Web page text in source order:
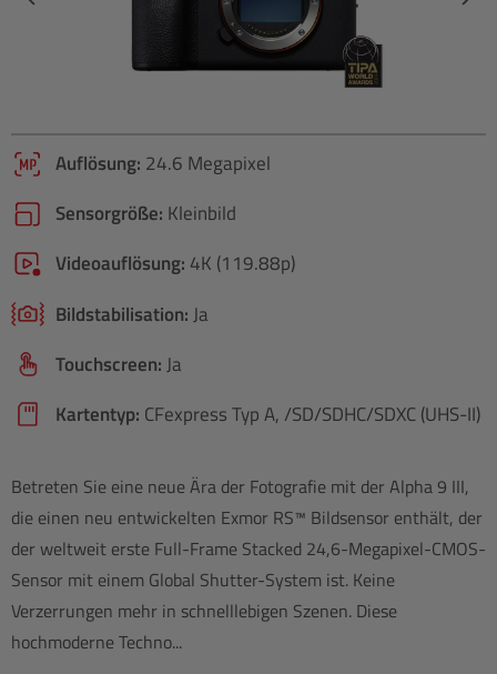
Auflösung: 24.6 Megapixel
Sensorgröße: Kleinbild
Videoauflösung: 4K (119.88p)
Bildstabilisation:Ja
Touchscreen:Ja
Kartentyp: CFexpress Typ A, /SD/​SDHC/​SDXC (UHS-II)
Betreten Sie eine neue Ära der Fotografie mit der Alpha 9 III,
die einen neu entwickelten Exmor RS™ Bildsensor enthält, der
der weltweit erste Full-Frame Stacked 24,6-Megapixel-CMOS-
Sensor mit einem Global Shutter-System ist. Keine
Verzerrungen mehr in schnelllebigen Szenen. Diese
hochmoderne Techno...